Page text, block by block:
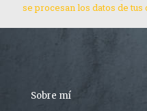
se procesan los datos de tus
Sobre mí